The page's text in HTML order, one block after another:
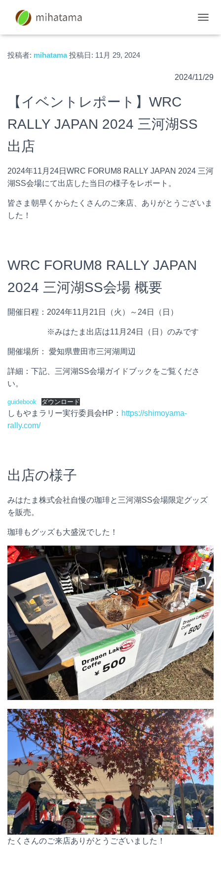
ビ
ン
投稿者: mihatama投稿日: 11月 29, 2024
2024/11/29
【イベントレポート】WRC
RALLY JAPAN 2024 三河湖SS
出店
2024年11月24日WRC FORUM8 RALLY JAPAN 2024 三河
湖SS会場にて出店した当日の様子をレポート。
皆さま朝早くからたくさんのご来店、ありがとうございま
した！
WRC FORUM8 RALLY JAPAN
2024 三河湖SS会場 概要
開催日程：2024年11月21日（火）～24日（日）
※みはたま出店は11月24日（日）のみです
開催場所： 愛知県豊田市三河湖周辺
詳細：下記、三河湖SS会場ガイドブックをご覧くださ
い。
guidebook ダウンロード
しもやまラリー実行委員会HP： https://shimoyama-
rally.com/
出店の様子
みはたま株式会社自慢の珈琲と三河湖SS会場限定グッズ
を販売。
珈琲もグッズも大盛況でした！
たくさんのご来店ありがとうございました！